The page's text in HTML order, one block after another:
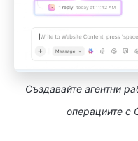
Създавайте агентни
операциите с